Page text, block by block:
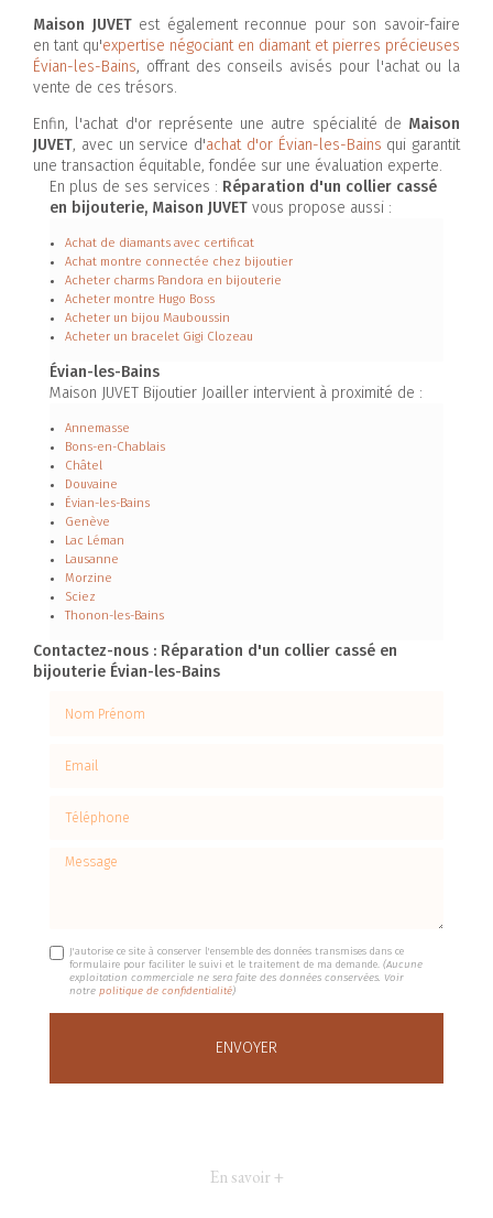
Maison JUVETest également reconnue pour son savoir-faire
en tant qu'expertise négociant en diamant et pierres précieuses
Évian-les-Bains, offrant des conseils avisés pour l'achat ou la
vente de ces trésors.
Enfin, l'achat d'or représente une autre spécialité de Maison
JUVET, avec un service d'achat d'or Évian-les-Bains qui garantit
une transaction équitable, fondée sur une évaluation experte.
En plus de ses services : Réparation d'un collier cassé
en bijouterie, Maison JUVET vous propose aussi :
Achat de diamants avec certificat
Achat montre connectée chez bijoutier
Acheter charms Pandora en bijouterie
Acheter montre Hugo Boss
Acheter un bijou Mauboussin
Acheter un bracelet Gigi Clozeau
Évian-les-Bains
Maison JUVET Bijoutier Joailler intervient à proximité de :
Annemasse
Bons-en-Chablais
Châtel
Douvaine
Évian-les-Bains
Genève
Lac Léman
Lausanne
Morzine
Sciez
Thonon-les-Bains
Contactez-nous : Réparation d'un collier cassé en
bijouterie Évian-les-Bains
Message
J'autorise ce site à conserver l'ensemble des données transmises dans ce
formulaire pour faciliter le suivi et le traitement de ma demande.(Aucune
exploitation commerciale ne sera faite des données conservées. Voir
notrepolitique de confidentialité)
En savoir +